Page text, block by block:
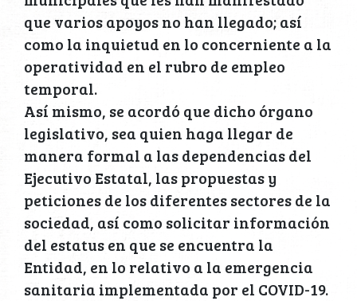
que varios apoyos no han llegado; así
como la inquietud en lo concerniente a la
operatividad en el rubro de empleo
temporal.
Así mismo, se acordó que dicho órgano
legislativo, sea quien haga llegar de
manera formal a las dependencias del
Ejecutivo Estatal, las propuestas y
peticiones de los diferentes sectores de la
sociedad, así como solicitar información
del estatus en que se encuentra la
Entidad, en lo relativo a la emergencia
sanitaria implementada por el COVID-19.